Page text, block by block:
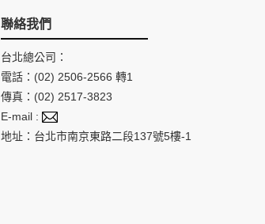
聯絡我們
台北總公司：
電話：(02) 2506-2566 轉1
傳真：(02) 2517-3823
E-mail :
地址：台北市南京東路二段137號5樓-1